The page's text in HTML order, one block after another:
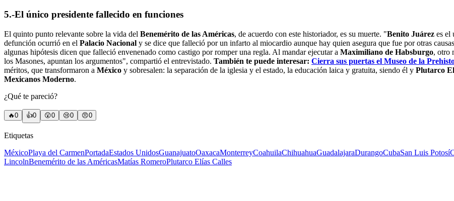
5.-El único presidente fallecido en funciones
El quinto punto relevante sobre la vida del Benemérito de las Américas, de acuerdo con este historiador, es su muerte. "Benito Juárez es el
defunción ocurrió en el Palacio Nacional y se dice que falleció por un infarto al miocardio aunque hay quien asegura que fue por otras
algunas hipótesis dicen que falleció envenenado como castigo por romper una regla. Al mandar ejecutar a Maximiliano de Habsburgo, otro
los Masones, apuntan los argumentos", compartió el entrevistado. También te puede interesar: Cierra sus puertas el Museo de la
méritos, que transformaron a México y sobresalen: la separación de la iglesia y el estado, la educación laica y gratuita, siendo él y Plutarco
Mexicanos Moderno.
¿Qué te pareció?
🔥0 👍0 😲0 😢0 😠0
Etiquetas
MéxicoPlaya del CarmenPortadaEstados UnidosGuanajuatoOaxacaMonterreyCoahuilaChihuahuaGuadalajaraDurangoCubaSan Luis Potosí
LincolnBenemérito de las AméricasMatías RomeroPlutarco Elías Calles